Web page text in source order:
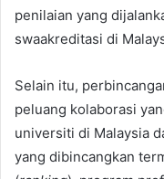
penilaian yang
swaakreditasi di
Selain itu,
peluang kolaborasi
universiti di Malaysia
yang dibincangkan